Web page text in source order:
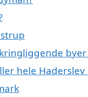
hele Haderslev